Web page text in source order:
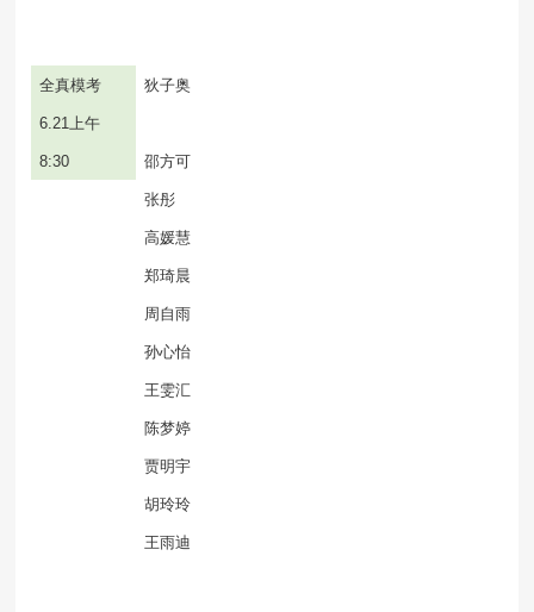
全真模考 狄子奥
6.21 上午
8:30 邵方可
张彤
高媛慧
郑琦晨
周自雨
孙心怡
王雯汇
陈梦婷
贾明宇
胡玲玲
王雨迪